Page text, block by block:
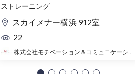
セミナー
ストレーニング
スカイメナー横浜 912室
22
株式会社モチベーション＆コミュニケーション